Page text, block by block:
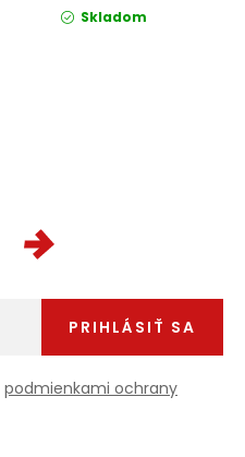
Skladom
podmienkami ochrany
PRIHLÁSIŤ SA